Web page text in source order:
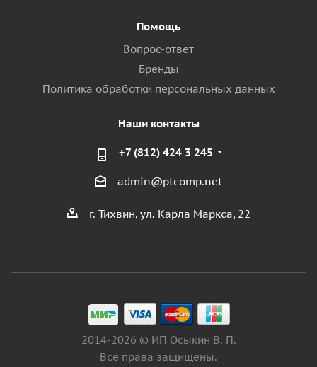
Помощь
Вопрос-ответ
Бренды
Политика обработки персональных данных
Наши контакты
+7 (812) 424 3 245
admin@ptcomp.net
г. Тихвин, ул. Карла Маркса, 22
2014-2026 © ИП Осыкин В. П.
Все права защищены.